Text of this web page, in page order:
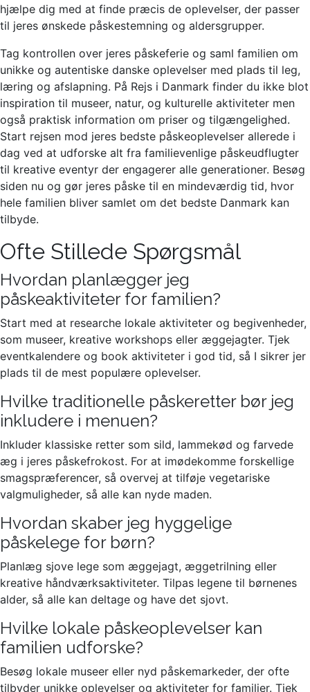
hjælpe dig med at finde præcis de oplevelser, der passer
til jeres ønskede påskestemning og aldersgrupper.
Tag kontrollen over jeres påskeferie og saml familien om
unikke og autentiske danske oplevelser med plads til leg,
læring og afslapning. På Rejs i Danmark finder du ikke blot
inspiration til museer, natur, og kulturelle aktiviteter men
også praktisk information om priser og tilgængelighed.
Start rejsen mod jeres bedste påskeoplevelser allerede i
dag ved at udforske alt fra familievenlige påskeudflugter
til kreative eventyr der engagerer alle generationer. Besøg
siden nu og gør jeres påske til en mindeværdig tid, hvor
hele familien bliver samlet om det bedste Danmark kan
tilbyde.
Ofte Stillede Spørgsmål
Hvordan planlægger jeg
påskeaktiviteter for familien?
Start med at researche lokale aktiviteter og begivenheder,
som museer, kreative workshops eller æggejagter. Tjek
eventkalendere og book aktiviteter i god tid, så I sikrer jer
plads til de mest populære oplevelser.
Hvilke traditionelle påskeretter bør jeg
inkludere i menuen?
Inkluder klassiske retter som sild, lammekød og farvede
æg i jeres påskefrokost. For at imødekomme forskellige
smagspræferencer, så overvej at tilføje vegetariske
valgmuligheder, så alle kan nyde maden.
Hvordan skaber jeg hyggelige
påskelege for børn?
Planlæg sjove lege som æggejagt, æggetrilning eller
kreative håndværksaktiviteter. Tilpas legene til børnenes
alder, så alle kan deltage og have det sjovt.
Hvilke lokale påskeoplevelser kan
familien udforske?
Besøg lokale museer eller nyd påskemarkeder, der ofte
tilbyder unikke oplevelser og aktiviteter for familier. Tjek